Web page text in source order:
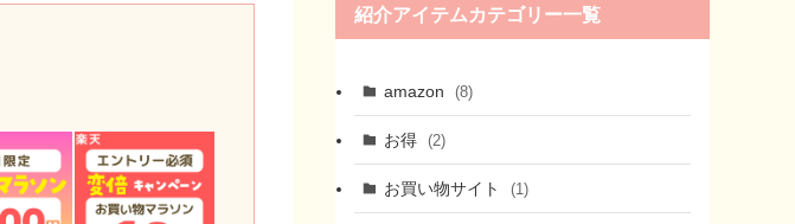
紹介アイテムカテゴリー一覧
amazon (8)
お得 (2)
お買い物サイト (1)